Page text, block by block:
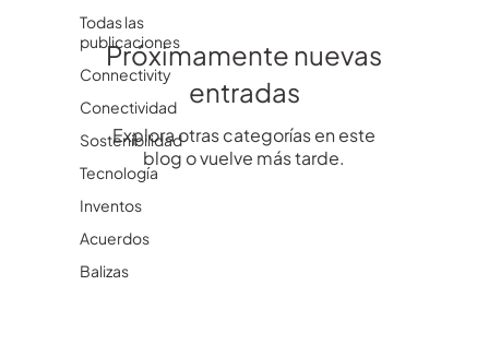
Todas las
publicaciones
Connectivity
Conectividad
Sostenibilidad
Tecnología
Inventos
Acuerdos
Balizas
Próximamente nuevas
entradas
Explora otras categorías en este
blog o vuelve más tarde.